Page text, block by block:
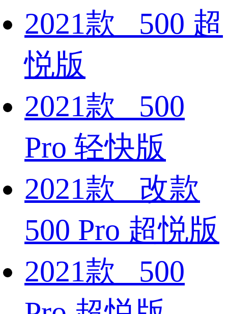
2021款 500 超
悦版
2021款 500
Pro 轻快版
2021款 改款
500 Pro 超悦版
2021款 500